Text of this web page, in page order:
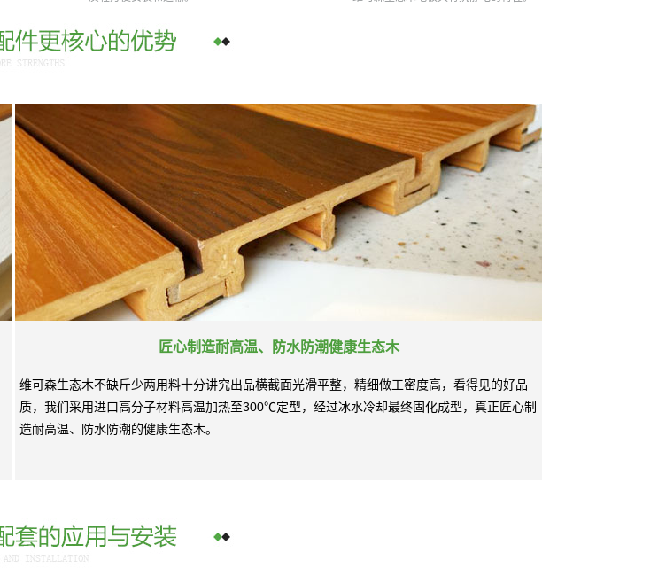
匠心制造耐高温、防水防潮健康生态木
维可森生态木不缺斤少两用料十分讲究出品横截面光滑平整，精细做工密度高，看得见的好品
质，我们采用进口高分子材料高温加热至300℃定型，经过冰水冷却最终固化成型，真正匠心制
造耐高温、防水防潮的健康生态木。